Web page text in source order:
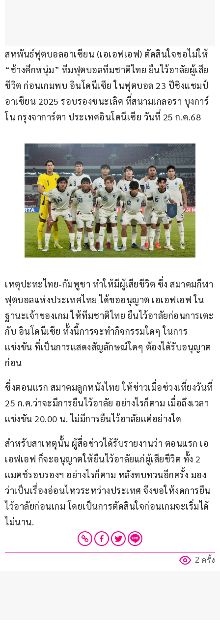
สหพันธ์ฟุตบอลอาเซียน (เอเอฟเอฟ) ตัดสินใจขอไม่ให้
“ช้างศึกหนุ่ม” ทีมฟุตบอลทีมชาติไทย ยืนไว้อาลัยผู้เสีย
ชีวิต ก่อนเกมพบ อินโดนีเซีย ในฟุตบอล 23 ปีชิงแชมป์
อาเซียน 2025 รอบรองชนะเลิศ ที่สนามเกลอรา บุงการ์
โน กรุงจาการ์ตา ประเทศอินโดนีเซีย วันที่ 25 ก.ค.68
เหตุปะทะไทย-กัมพูชา ทำให้มีผู้เสียชีวิต ซึ่ง สมาคมกีฬา
ฟุตบอลแห่งประเทศไทย ได้ขออนุญาต เอเอฟเอฟ ใน
ฐานะเจ้าของเกม ให้ทีมชาติไทย ยืนไว้อาลัยก่อนการเตะ
กับ อินโดนีเซีย ทั้งนี้การจะทำกิจกรรมใดๆ ในการ
แข่งขัน ที่เป็นการแสดงสัญลักษณ์ใดๆ ต้องได้รับอนุญาต
ก่อน
ซึ่งตอนแรก สมาคมลูกหนังไทย ให้ข่าวเมื่อช่วงเที่ยงวันที่
25 ก.ค.ว่าจะมีการยืนไว้อาลัย อย่างไรก็ตาม เมื่อถึงเวลา
แข่งขัน 20.00 น. ไม่มีการยืนไว้อาลัยแต่อย่างใด
สำหรับสาเหตุนั้น ผู้สื่อข่าวได้รับรายงานว่า ตอนแรก เอ
เอฟเอฟ ก็จะอนุญาตให้ยืนไว้อาลัยแก่ผู้เสียชีวิต ทั้ง 2
แมตช์รอบรองฯ อย่างไรก็ตาม หลังทบทวนอีกครั้ง มอง
ว่าเป็นเรื่องอ่อนไหวระหว่างประเทศ จึงขอให้งดการยืน
ไว้อาลัยก่อนเกม โดยเป็นการตัดสินใจก่อนเกมจะเริ่มได้
ไม่นาน.
2 ครั้ง